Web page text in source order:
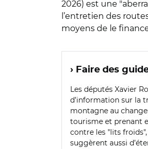
2026) est une
l’entretien des
moyens de le
› Faire des
Les députés Xavier
d’information sur la
montagne au
tourisme et prenant
contre les "lits
suggèrent aussi